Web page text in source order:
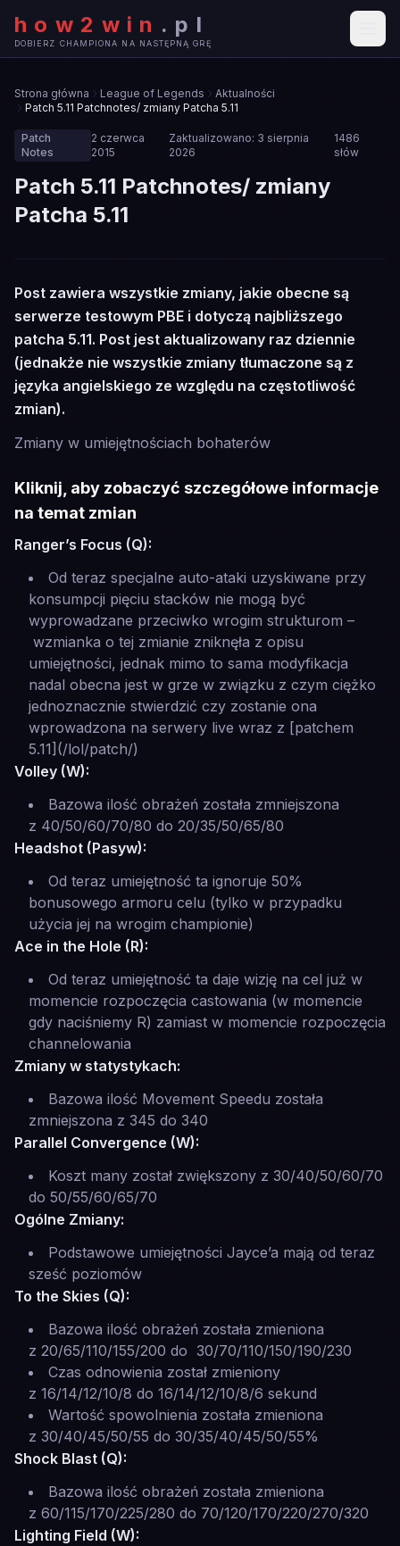
how2win . pl
DOBIERZ CHAMPIONA NA NASTĘPNĄ GRĘ
Strona główna League of Legends
Aktualności
Patch 5.11 Patchnotes/ zmiany Patcha 5.11
Patch
Notes
2 czerwca
2015
Zaktualizowano: 3 sierpnia
2026
1486
słów
Patch 5.11 Patchnotes/ zmiany
Patcha 5.11
PATCH NOTES
Post zawiera wszystkie zmiany, jakie obecne są
serwerze testowym PBE i dotyczą najbliższego
patcha 5.11. Post jest aktualizowany raz dziennie
(jednakże nie wszystkie zmiany tłumaczone są z
języka angielskiego ze względu na częstotliwość
zmian).
Zmiany w umiejętnościach bohaterów
Kliknij, aby zobaczyć szczegółowe informacje
na temat zmian
Ranger’s Focus (Q):
Od teraz specjalne auto-ataki uzyskiwane przy
konsumpcji pięciu stacków nie mogą być
wyprowadzane przeciwko wrogim strukturom –
wzmianka o tej zmianie zniknęła z opisu
umiejętności, jednak mimo to sama modyfikacja
nadal obecna jest w grze w związku z czym ciężko
jednoznacznie stwierdzić czy zostanie ona
wprowadzona na serwery live wraz z [patchem
5.11](/lol/patch/)
Volley (W):
Bazowa ilość obrażeń została zmniejszona
z 40/50/60/70/80 do 20/35/50/65/80
Headshot (Pasyw):
Od teraz umiejętność ta ignoruje 50%
bonusowego armoru celu (tylko w przypadku
użycia jej na wrogim championie)
Ace in the Hole (R):
Od teraz umiejętność ta daje wizję na cel już w
momencie rozpoczęcia castowania (w momencie
gdy naciśniemy R) zamiast w momencie rozpoczęcia
channelowania
Zmiany w statystykach:
Bazowa ilość Movement Speedu została
zmniejszona z 345 do 340
Parallel Convergence (W):
Koszt many został zwiększony z 30/40/50/60/70
do 50/55/60/65/70
Ogólne Zmiany:
Podstawowe umiejętności Jayce’a mają od teraz
sześć poziomów
To the Skies (Q):
Bazowa ilość obrażeń została zmieniona
z 20/65/110/155/200 do 30/70/110/150/190/230
Czas odnowienia został zmieniony
z 16/14/12/10/8 do 16/14/12/10/8/6 sekund
Wartość spowolnienia została zmieniona
z 30/40/45/50/55 do 30/35/40/45/50/55%
Shock Blast (Q):
Bazowa ilość obrażeń została zmieniona
z 60/115/170/225/280 do 70/120/170/220/270/320
Lighting Field (W):